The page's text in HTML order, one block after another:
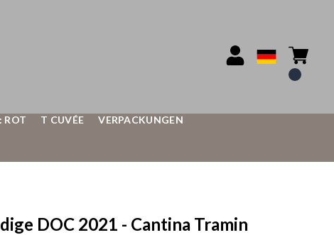
ROT T CUVÉE VERPACKUNGEN
DOC 2021 - Cantina Tramin